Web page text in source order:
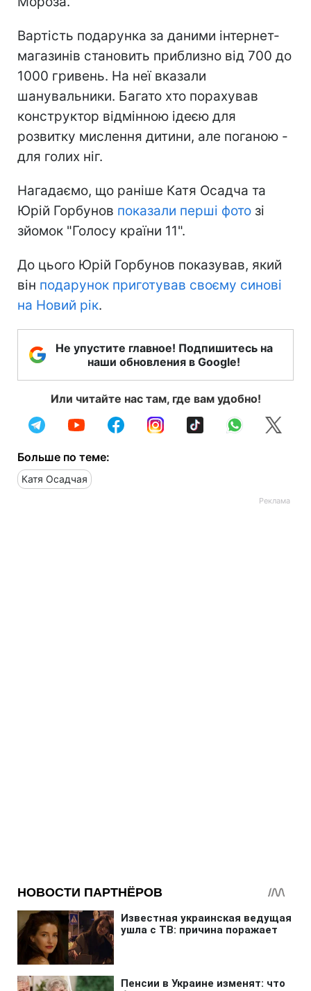
Вартість подарунка за даними інтернет-
магазинів становить приблизно від 700 до
1000 гривень. На неї вказали
шанувальники. Багато хто порахував
конструктор відмінною ідеєю для
розвитку мислення дитини, але поганою -
для голих ніг.
Нагадаємо, що раніше Катя Осадча та
Юрій Горбунов показали перші фото зі
зйомок "Голосу країни 11".
До цього Юрій Горбунов показував, який
він подарунок приготував своєму синові
на Новий рік.
Не упустите главное! Подпишитесь на
наши обновления в Google!
Или читайте нас там, где вам удобно!
Больше по теме:
Катя Осадчая